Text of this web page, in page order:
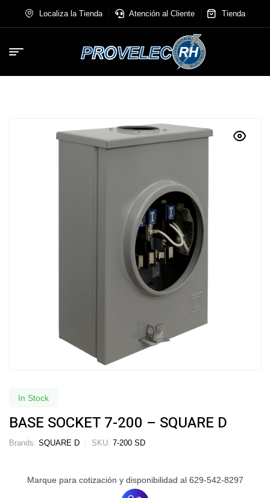
Localiza la Tienda Atención al Cliente Tienda
In Stock
BASE SOCKET 7-200 – SQUARE D
Brands: SQUARE D SKU: 7-200 SD
Marque para cotización y disponibilidad al 629-542-8297